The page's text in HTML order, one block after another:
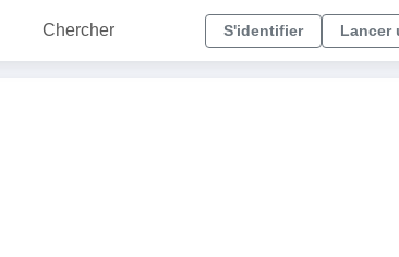
Chercher S'identifier Lancer